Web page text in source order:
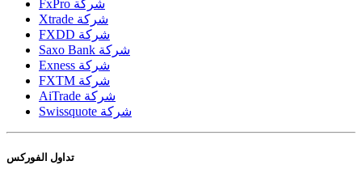
FxPro شركة
Xtrade شركة
FXDD شركة
Saxo Bank شركة
Exness شركة
FXTM شركة
AiTrade شركة
Swissquote شركة
تداول الفوركس